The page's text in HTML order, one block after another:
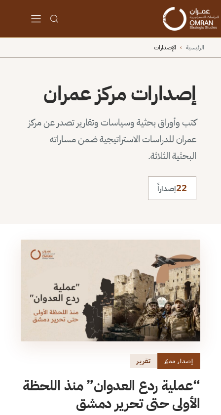
الرئيسية › الإصدارات
إصدارات مركز عمران
كتب وأوراق بحثية وسياسات وتقارير تصدر عن مركز
عمران للدراسات الاستراتيجية ضمن مساراته
البحثية الثلاثة.
22إصداراً
إصدار مميّز تقرير
“عملية ردع العدوان” منذ اللحظة
الأولى حتى تحرير دمشق